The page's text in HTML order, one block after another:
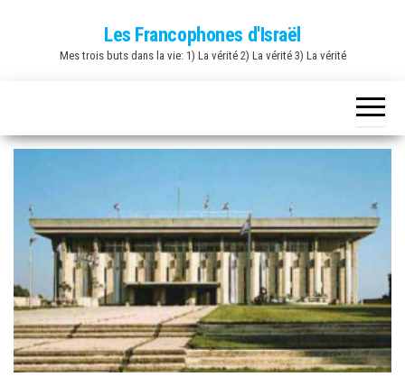
Les Francophones d'Israël
Mes trois buts dans la vie: 1) La vérité 2) La vérité 3) La vérité